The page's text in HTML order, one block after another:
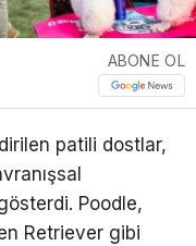
ABONE OL
patili dostlar,
Poodle,
Retriever gibi